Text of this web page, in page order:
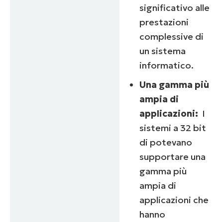
significativo alle
prestazioni
complessive di
un sistema
informatico.
Una gamma più
ampia di
applicazioni: I
sistemi a 32 bit
di potevano
supportare una
gamma più
ampia di
applicazioni che
hanno